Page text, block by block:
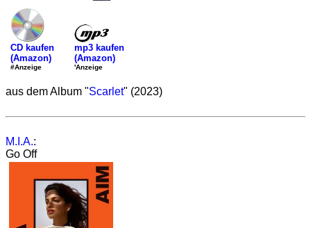
CD kaufen
(Amazon)
#Anzeige
mp3 kaufen
(Amazon)
'Anzeige
aus dem Album "Scarlet" (2023)
M.I.A.:
Go Off